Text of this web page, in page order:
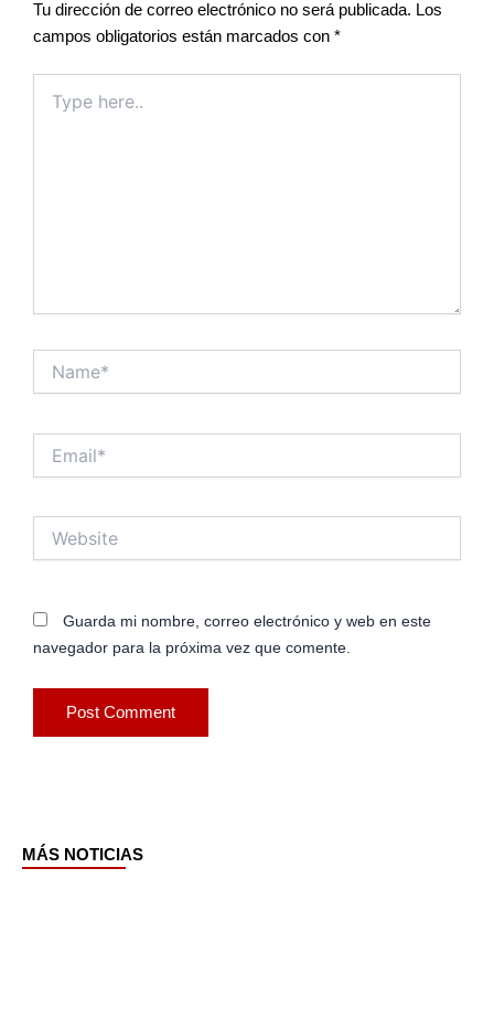
Tu dirección de correo electrónico no será publicada. Los
campos obligatorios están marcados con *
here..
Guarda mi nombre, correo electrónico y web en este
navegador para la próxima vez que comente.
MÁS NOTICIAS